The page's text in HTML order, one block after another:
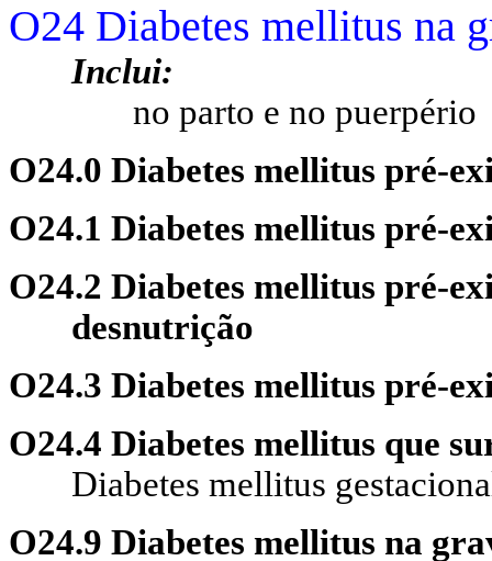
O24 Diabetes mellitus na
Inclui:
no parto e no puerpério
O24.0 Diabetes mellitus pré-
O24.1 Diabetes mellitus pré-
O24.2 Diabetes mellitus pré-
desnutrição
O24.3 Diabetes mellitus pré-
O24.4 Diabetes mellitus que
Diabetes mellitus
O24.9 Diabetes mellitus na